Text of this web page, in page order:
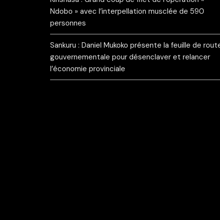
Ndobo » avec l’interpellation musclée de 590
personnes
Sankuru : Daniel Mukoko présente la feuille de
gouvernementale pour désenclaver et relancer
l’économie provinciale